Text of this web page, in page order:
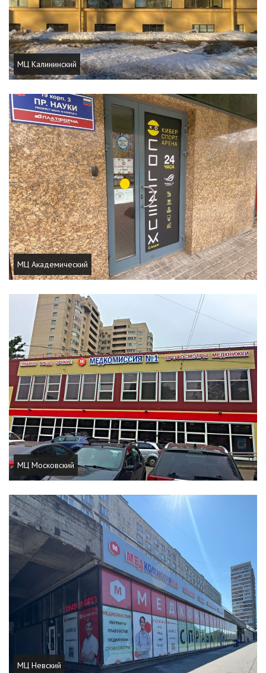
МЦ Калининский
МЦ Академический
МЦ Московский
МЦ Невский